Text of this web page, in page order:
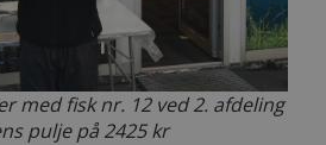
med fisk nr. 12 ved 2. afdeling
pulje på 2425 kr